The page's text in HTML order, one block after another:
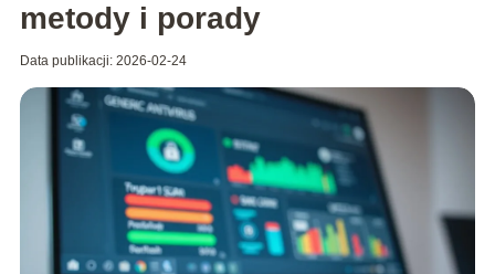
metody i porady
Data publikacji: 2026-02-24